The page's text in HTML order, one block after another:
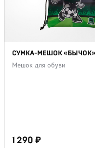
СУМКА-МЕШОК «БЫЧОК»
Мешок для обуви
1 290